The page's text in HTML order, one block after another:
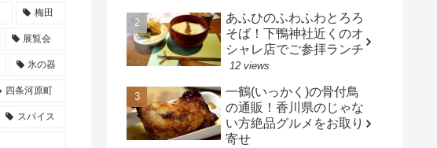
梅田
展覧会
氷の器
四条河原町
スパイス
あふひのふわふわとろろ
そば！下鴨神社近くのオ
シャレ店でご参拝ランチ
12 views
一鶴(いっかく)の骨付鳥
の通販！香川県のじゃな
い方絶品グルメをお取り
寄せ